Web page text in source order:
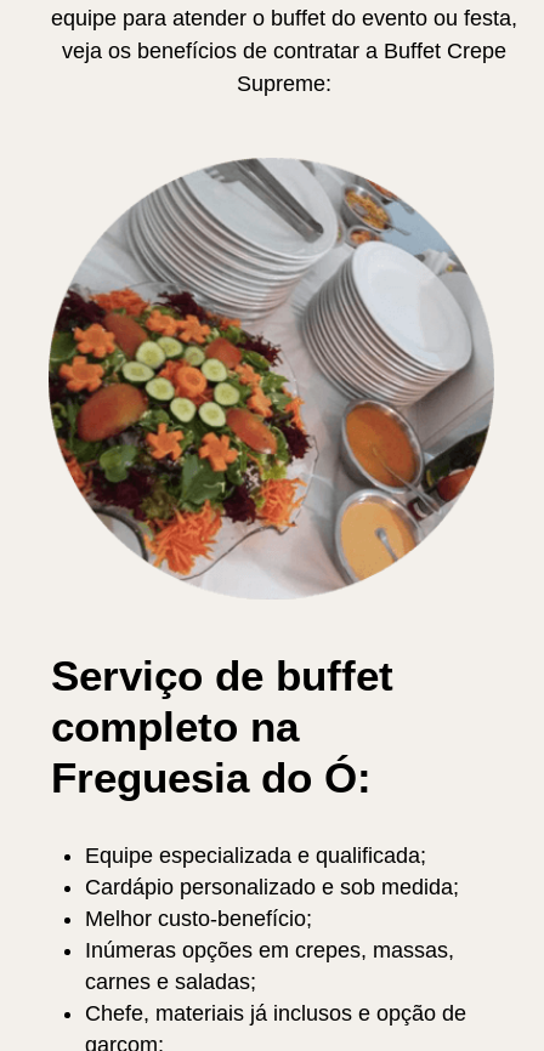
equipe para atender o buffet do evento ou festa,
veja os benefícios de contratar a Buffet Crepe
Supreme:
Serviço de buffet
completo na
Freguesia do Ó:
Equipe especializada e qualificada;
Cardápio personalizado e sob medida;
Melhor custo-benefício;
Inúmeras opções em crepes, massas,
carnes e saladas;
Chefe, materiais já inclusos e opção de
garçom;